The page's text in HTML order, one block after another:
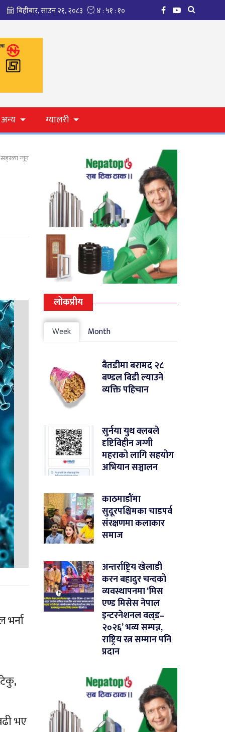
अन्य ग्यालरी
न्यून
भए
लोकप्रीय
Week Month
बैतडीमा बरामद २८
बण्डल बिडी ल्याउने
व्यक्ति पहिचान
सुर्नया युथ क्लबले
दृष्टिविहीन जग्गी
महराको लागि सहयोग
अभियान सञ्चालन
काठमाडौंमा
सुदूरपश्चिमका चाडपर्व
संरक्षणमा कलाकार
समाज
अन्तर्राष्ट्रिय खेलाडी
करन बहादुर चन्दको
व्यवस्थापनमा ‘मिस
एण्ड मिसेस नेपाल
इन्टरनेशनल वल्र्ड–
२०२६’ भव्य सम्पन्न,
राष्ट्रिय रत्न सम्मान पनि
प्रदान